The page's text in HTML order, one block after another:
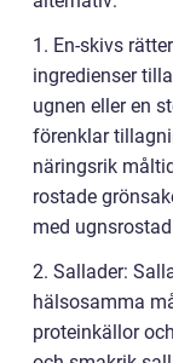
1. En-skivs
ingredienser
ugnen eller en
förenklar
näringsrik
rostade
med
2. Sallader:
hälsosamma
proteinkällor